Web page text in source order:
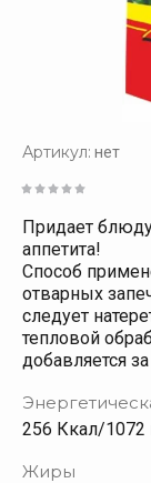
Артикул: нет
Придает
аппетита!
Способ
отварных
следует
тепловой
добавляется
256 Ккал/
Жиры